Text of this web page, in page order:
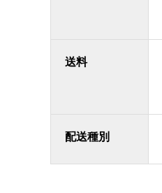
送料
配送種別